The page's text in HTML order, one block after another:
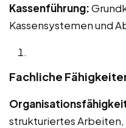
Kassenführung:
Kassensystemen und
Fachliche
strukturiertes Arbeiten,